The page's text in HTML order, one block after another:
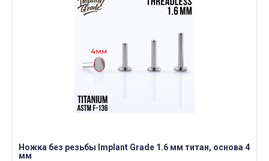
Ножка без резьбы Implant Grade 1.6 мм титан, основа 4
мм